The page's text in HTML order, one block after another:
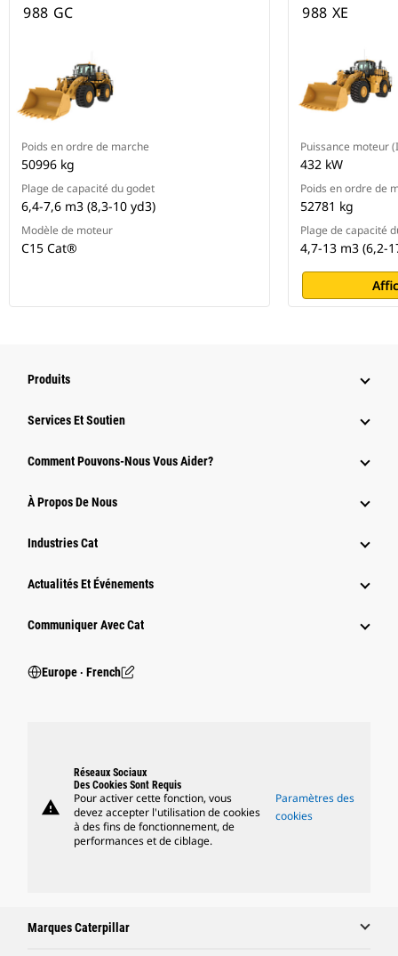
988 GC
Poids en ordre de marche
50996 kg
Plage de capacité du godet
6,4-7,6 m3 (8,3-10 yd3)
Modèle de moteur
C15 Cat®
988 XE
Puissance moteur
432 kW
Poids en ordre de
52781 kg
Plage de capacité
4,7-13 m3 (6,2-
Produits
Services Et Soutien
Comment Pouvons-Nous Vous Aider?
À Propos De Nous
Industries Cat
Actualités Et Événements
Communiquer Avec Cat
Europe ‧ French
warning
Réseaux Sociaux
Des Cookies Sont Requis
Pour activer cette fonction, vous
devez accepter l'utilisation de cookies
à des fins de fonctionnement, de
performances et de ciblage.
Paramètres des
cookies
Marques Caterpillar